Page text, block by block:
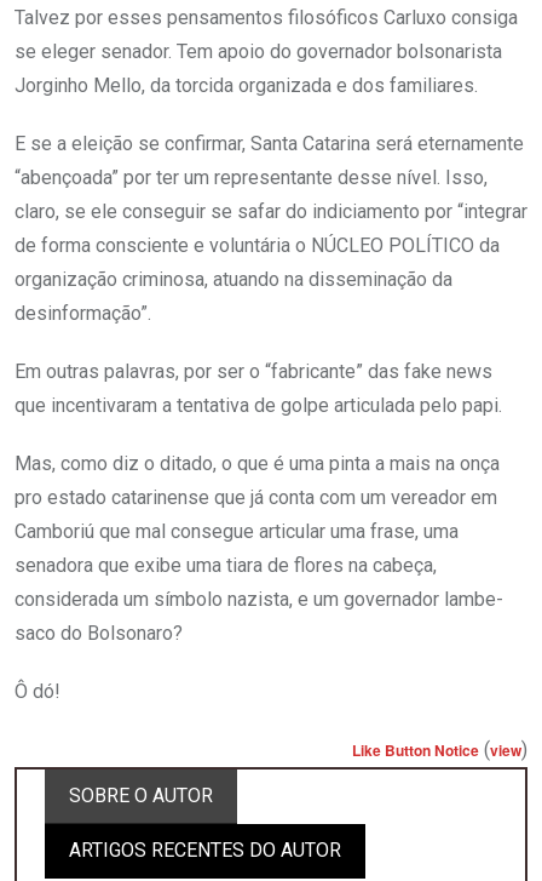
Talvez por esses pensamentos filosóficos Carluxo consiga
se eleger senador. Tem apoio do governador bolsonarista
Jorginho Mello, da torcida organizada e dos familiares.
E se a eleição se confirmar, Santa Catarina será eternamente
“abençoada” por ter um representante desse nível. Isso,
claro, se ele conseguir se safar do indiciamento por “integrar
de forma consciente e voluntária o NÚCLEO POLÍTICO da
organização criminosa, atuando na disseminação da
desinformação”.
Em outras palavras, por ser o “fabricante” das fake news
que incentivaram a tentativa de golpe articulada pelo papi.
Mas, como diz o ditado, o que é uma pinta a mais na onça
pro estado catarinense que já conta com um vereador em
Camboriú que mal consegue articular uma frase, uma
senadora que exibe uma tiara de flores na cabeça,
considerada um símbolo nazista, e um governador lambe-
saco do Bolsonaro?
Ô dó!
Like Button Notice (view)
SOBRE O AUTOR
ARTIGOS RECENTES DO AUTOR